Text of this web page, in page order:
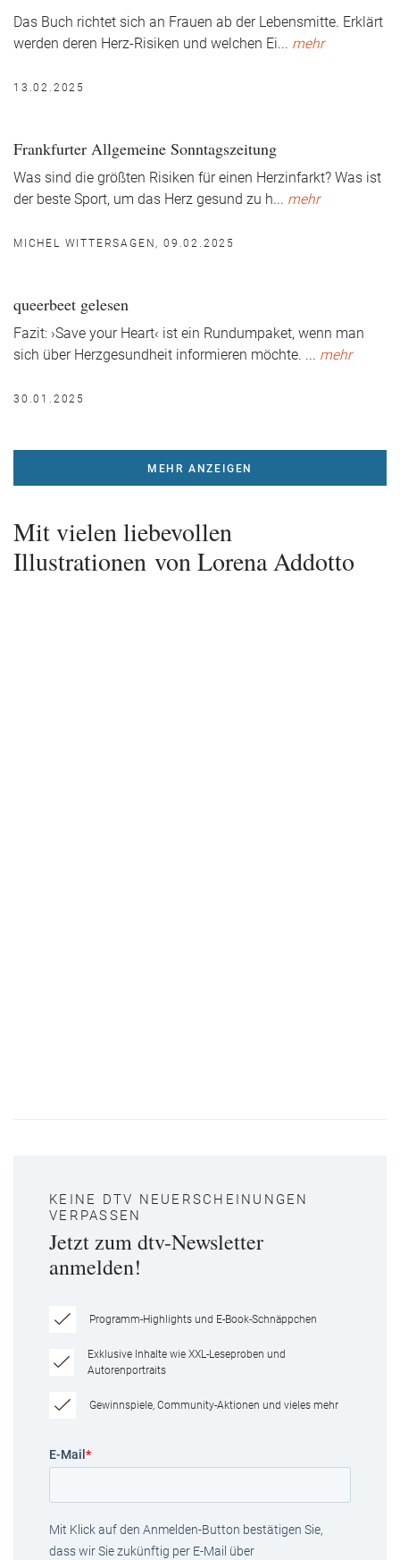
Das Buch richtet sich an Frauen ab der Lebensmitte. Erklärt
werden deren Herz-Risiken und welchen Ei... mehr
13.02.2025
Frankfurter Allgemeine Sonntagszeitung
Was sind die größten Risiken für einen Herzinfarkt? Was ist
der beste Sport, um das Herz gesund zu h... mehr
MICHEL WITTERSAGEN, 09.02.2025
queerbeet gelesen
Fazit: ›Save your Heart‹ ist ein Rundumpaket, wenn man
sich über Herzgesundheit informieren möchte. ... mehr
30.01.2025
MEHR ANZEIGEN
Mit vielen liebevollen
Illustrationen von Lorena Addotto
KEINE DTV NEUERSCHEINUNGEN
VERPASSEN
Jetzt zum dtv-Newsletter
anmelden!
Programm-Highlights und E-Book-Schnäppchen
Exklusive Inhalte wie XXL-Leseproben und
Autorenportraits
Gewinnspiele, Community-Aktionen und vieles mehr
E-Mail *
Mit Klick auf den Anmelden-Button bestätigen Sie,
dass wir Sie zukünftig per E-Mail über